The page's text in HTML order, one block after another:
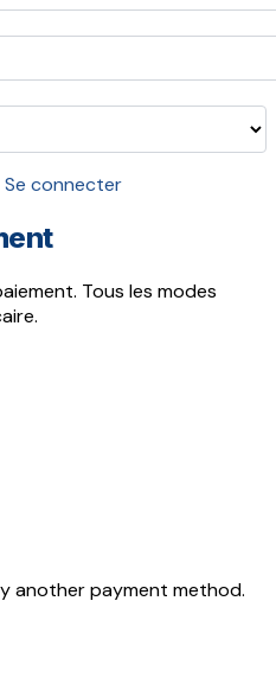
Se connecter
Tous les modes
another payment method.